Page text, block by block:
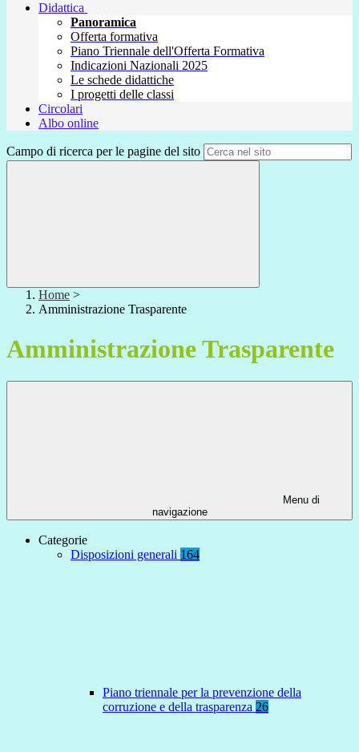
Didattica
Panoramica
Offerta formativa
Piano Triennale dell'Offerta Formativa
Indicazioni Nazionali 2025
Le schede didattiche
I progetti delle classi
Circolari
Albo online
Campo di ricerca per le pagine del sito
Home >
Amministrazione Trasparente
Amministrazione Trasparente
Menu di
navigazione
Categorie
Disposizioni generali 164
Piano triennale per la prevenzione della
corruzione e della trasparenza 26